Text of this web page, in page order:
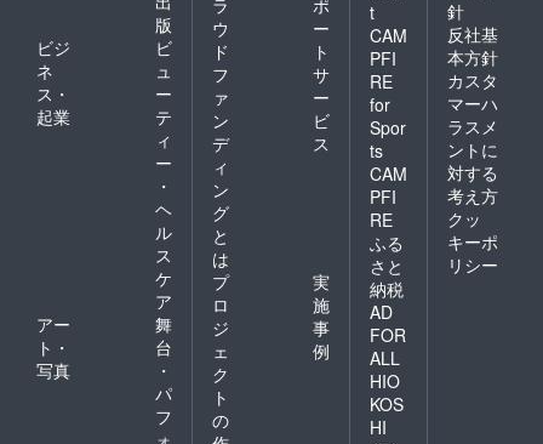
版
ビジ
ネ
ス・
起業
ビ
ュ
ー
テ
ィ
ー
・
ヘ
ル
ス
ケ
ア
アー
ト・
写真
舞
台
・
パ
フ
ォ
ウ
ド
フ
ァ
ン
デ
ィ
ン
グ
と
は
ー
ト
サ
ー
ビ
ス
プ
ロ
ジ
ェ
ク
ト
の
実
施
事
例
t
CAM
PFI
RE
for
Spor
ts
CAM
PFI
RE
ふる
さと
納税
AD
FOR
ALL
HIO
KOS
HI
針
反社基
本方針
カスタ
マーハ
ラスメ
ントに
対する
考え方
クッ
キーポ
リシー